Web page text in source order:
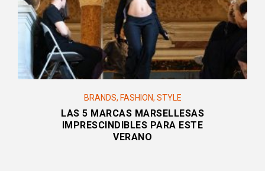
BRANDS, FASHION, STYLE
LAS 5 MARCAS MARSELLESAS
IMPRESCINDIBLES PARA ESTE
VERANO